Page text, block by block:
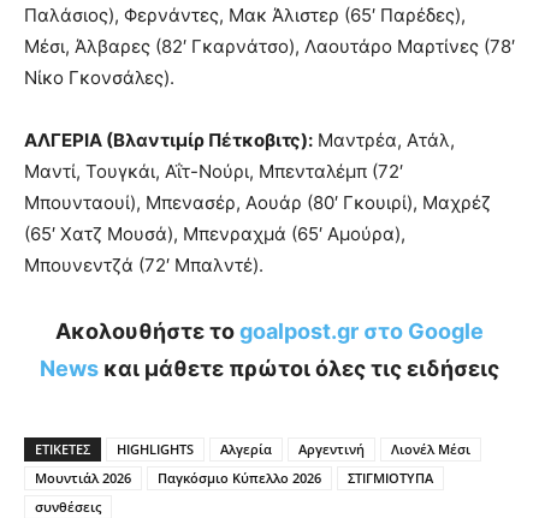
Παλάσιος), Φερνάντες, Μακ Άλιστερ (65′ Παρέδες),
Μέσι, Άλβαρες (82′ Γκαρνάτσο), Λαουτάρο Μαρτίνες (78′
Νίκο Γκονσάλες).
ΑΛΓΕΡΙΑ (Βλαντιμίρ Πέτκοβιτς): Μαντρέα, Ατάλ,
Μαντί, Τουγκάι, Αΐτ-Νούρι, Μπενταλέμπ (72′
Μπουνταουί), Μπενασέρ, Αουάρ (80′ Γκουιρί), Μαχρέζ
(65′ Χατζ Μουσά), Μπενραχμά (65′ Αμούρα),
Μπουνεντζά (72′ Μπαλντέ).
Ακολουθήστε τοgoalpost.gr στο Google
News και μάθετε πρώτοι όλες τις ειδήσεις
ΕΤΙΚΕΤΕΣ HIGHLIGHTS Αλγερία Αργεντινή
Λιονέλ Μέσι
Μουντιάλ 2026
Παγκόσμιο Κύπελλο 2026
ΣΤΙΓΜΙΟΤΥΠΑ
συνθέσεις